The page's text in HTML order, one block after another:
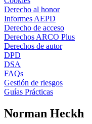
Derecho al honor
Informes AEPD
Derecho de acceso
Derechos ARCO Plus
Derechos de autor
DPD
DSA
FAQs
Gestión de riesgos
Guías Prácticas
Norman Heckh